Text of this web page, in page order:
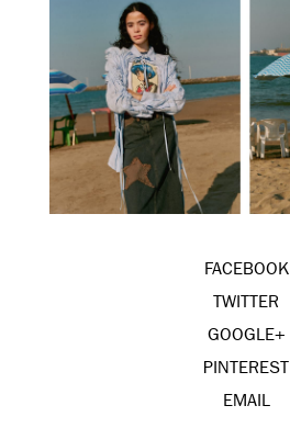
FACEBOOK
TWITTER
GOOGLE+
PINTEREST
EMAIL